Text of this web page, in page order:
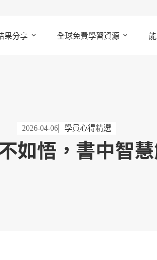
果分享 全球免費學習資源
2026-04-06 學員心得精選
如悟，書中智